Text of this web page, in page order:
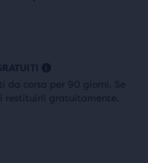
da corsa per 90 giorni. Se
restituirli gratuitamente.